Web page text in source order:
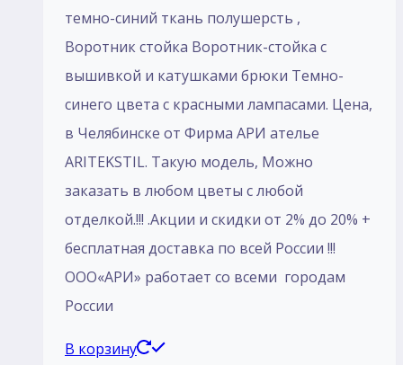
темно-синий ткань полушерсть ,
Воротник стойка Воротник-стойка с
вышивкой и катушками брюки Темно-
синего цвета с красными лампасами. Цена,
в Челябинске от Фирма АРИ ателье
ARITEKSTIL. Такую модель, Mожно
заказать в любом цветы с любой
отделкой.!!! .Акции и скидки от 2% до 20% +
бесплатная доставка по всей России !!!
ООО«АРИ» работает со всеми городам
России
В корзину